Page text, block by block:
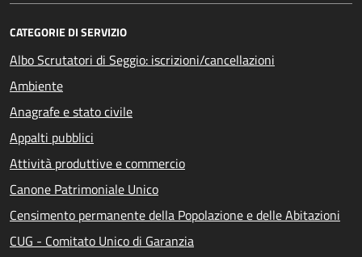
CATEGORIE DI SERVIZIO
Albo Scrutatori di Seggio: iscrizioni/cancellazioni
Ambiente
Anagrafe e stato civile
Appalti pubblici
Attività produttive e commercio
Canone Patrimoniale Unico
Censimento permanente della Popolazione e delle Abitazioni
CUG - Comitato Unico di Garanzia